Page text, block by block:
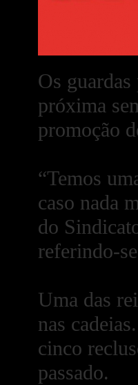
Os
próxima
promoção
“Temos
caso nada
do
referindo-
Uma das
nas
cinco
passado.